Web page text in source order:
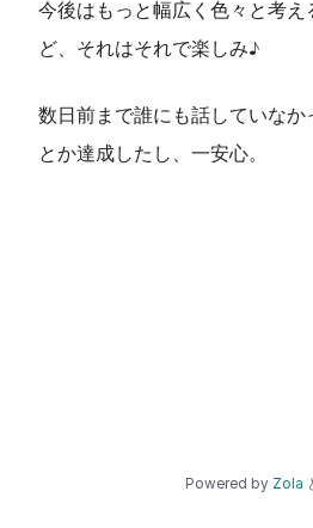
今後はもっと幅広く色々と考
ど、それはそれで楽しみ♪
数日前まで誰にも話していな
とか達成したし、一安心。
Powered by Zola